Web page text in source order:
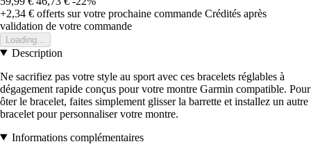
+2,34 € offerts sur votre prochaine commande Crédités après
validation de votre commande
Loading...
Description
Ne sacrifiez pas votre style au sport avec ces bracelets réglables à
dégagement rapide conçus pour votre montre Garmin compatible. Pour
ôter le bracelet, faites simplement glisser la barrette et installez un autre
bracelet pour personnaliser votre montre.
Informations complémentaires